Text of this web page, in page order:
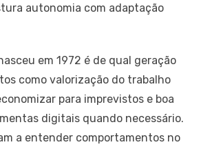
autonomia com adaptação
em 1972 é de qual geração
como valorização do trabalho
para imprevistos e boa
digitais quando necessário.
a entender comportamentos no